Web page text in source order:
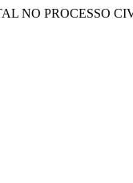
NO PROCESSO